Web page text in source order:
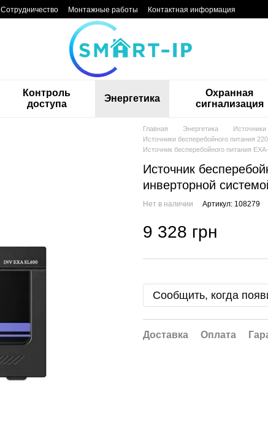
Сотрудничество Монтажные работы Контактная информация
Контроль
доступа
Энергетика
Охранная
сигнализация
Главная Энергетика
Источники
Источники бесперебойного питания
Источник бесперебойного питания
Источник
инверторной
Нет в наличии Артикул: 108279
9 328 грн
Сообщить, когда
Доставка Оплата